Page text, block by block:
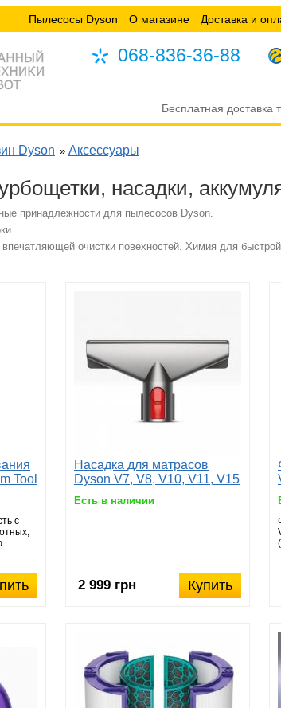
Пылесосы Dyson О магазине Доставка и
068-836-36-88
Бесплатная доставка
Dyson » Аксессуары
насадки,
принадлежности для пылесосов Dyson.
очистки повехностей. Химия для
Tool
с
Насадка для матрасов
Dyson V7, V8, V10, V11, V15
Есть в наличии
Купить
2 999 грн